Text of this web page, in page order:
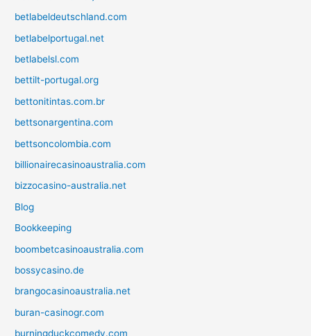
betlabeldeutschland.com
betlabelportugal.net
betlabelsl.com
bettilt-portugal.org
bettonitintas.com.br
bettsonargentina.com
bettsoncolombia.com
billionairecasinoaustralia.com
bizzocasino-australia.net
Blog
Bookkeeping
boombetcasinoaustralia.com
bossycasino.de
brangocasinoaustralia.net
buran-casinogr.com
burningduckcomedy.com